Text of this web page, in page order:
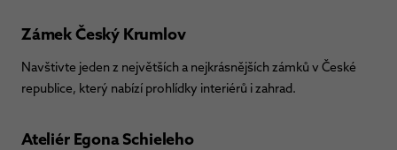
Zámek Český Krumlov
Navštivte jeden z největších a nejkrásnějších zámků v České
republice, který nabízí prohlídky interiérů i zahrad.
Ateliér Egona Schieleho